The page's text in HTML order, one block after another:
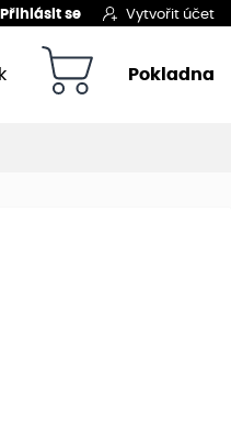
Přihlásit se Vytvořit účet
Pokladna